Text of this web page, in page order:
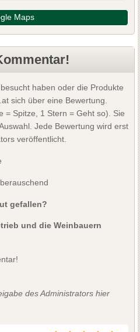
Maps
haben oder die Produkte
sich über eine Bewertung.
= Spitze, 1 Stern = Geht so). Sie
Jede Bewertung wird erst
veröffentlicht.
gefallen?
und die Weinbauern
des Administrators hier